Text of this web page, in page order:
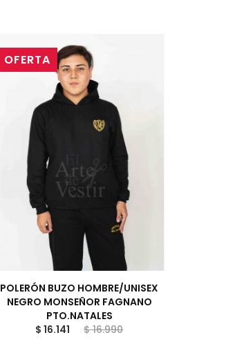
OFERTA
POLERÓN BUZO HOMBRE/UNISEX
NEGRO MONSEÑOR FAGNANO
PTO.NATALES
$ 16.141
$ 16.990